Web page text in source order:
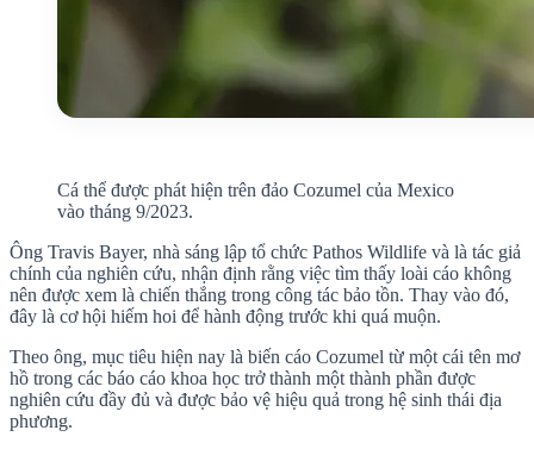
Cá thể được phát hiện trên đảo Cozumel của Mexico
vào tháng 9/2023.
Ông Travis Bayer, nhà sáng lập tổ chức Pathos Wildlife và là tác giả
chính của nghiên cứu, nhận định rằng việc tìm thấy loài cáo không
nên được xem là chiến thắng trong công tác bảo tồn. Thay vào đó,
đây là cơ hội hiếm hoi để hành động trước khi quá muộn.
Theo ông, mục tiêu hiện nay là biến cáo Cozumel từ một cái tên mơ
hồ trong các báo cáo khoa học trở thành một thành phần được
nghiên cứu đầy đủ và được bảo vệ hiệu quả trong hệ sinh thái địa
phương.